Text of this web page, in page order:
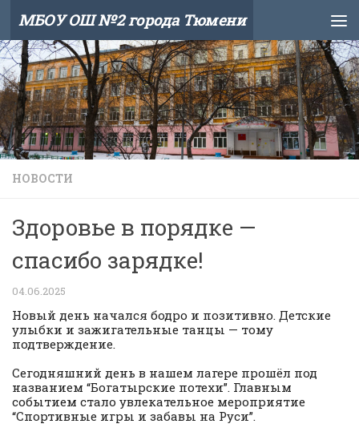
Skip to content
МБОУ ОШ №2 города Тюмени
НОВОСТИ
Здоровье в порядке —
спасибо зарядке!
04.06.2025
Новый день начался бодро и позитивно. Детские
улыбки и зажигательные танцы — тому
подтверждение.
Сегодняшний день в нашем лагере прошёл под
названием “Богатырские потехи”. Главным
событием стало увлекательное мероприятие
“Спортивные игры и забавы на Руси”.